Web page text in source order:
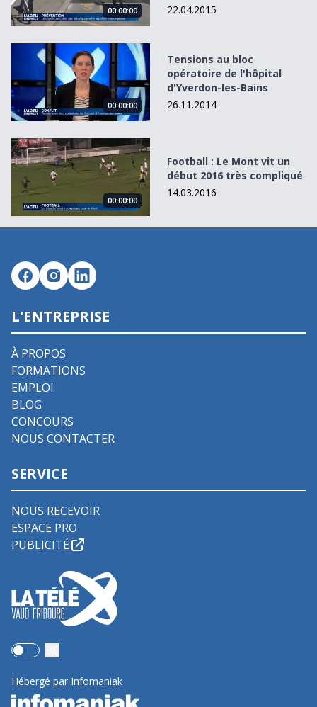
00:00:00
22.04.2015
Tensions au bloc opératoire de l&#039;hôpital
00:00:00
Tensions au bloc
opératoire de l'hôpital
d'Yverdon-les-Bains
26.11.2014
Football : Le Mont vit un début 2016 très compliqué
00:00:00
Football : Le Mont vit un
début 2016 très compliqué
14.03.2016
L'ENTREPRISE
À PROPOS
FORMATIONS
EMPLOI
BLOG
CONCOURS
NOUS CONTACTER
SERVICE
NOUS RECEVOIR
ESPACE PRO
PUBLICITÉ
Use setting
Hébergé par Infomaniak